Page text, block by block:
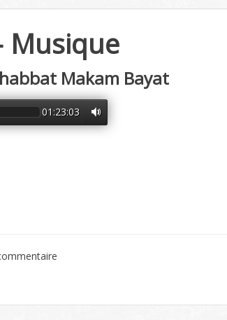
Musique
Makam Bayat
01:23:03